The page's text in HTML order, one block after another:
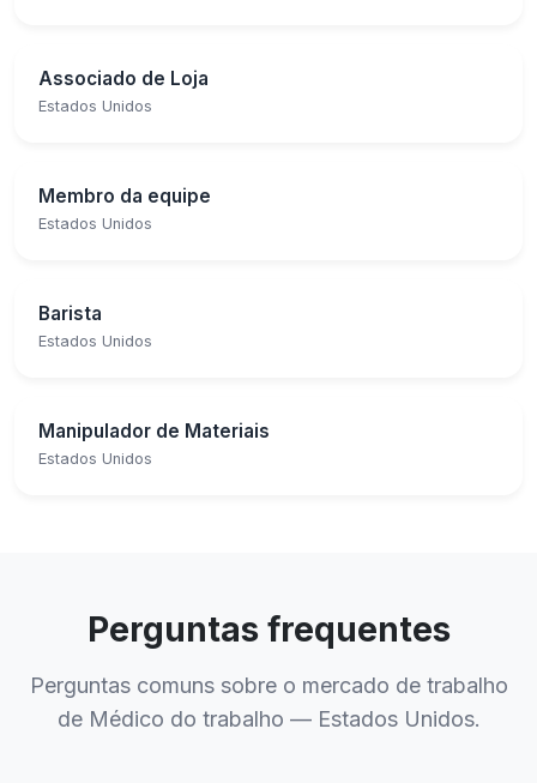
Associado de Loja
Estados Unidos
Membro da equipe
Estados Unidos
Barista
Estados Unidos
Manipulador de Materiais
Estados Unidos
Perguntas frequentes
Perguntas comuns sobre o mercado de trabalho
de Médico do trabalho — Estados Unidos.